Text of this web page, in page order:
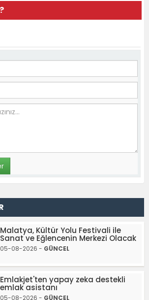
Malatya, Kültür Yolu Festivali ile
Sanat ve Eğlencenin Merkezi Olacak
05-08-2026 - GÜNCEL
Emlakjet'ten yapay zeka destekli
emlak asistanı
05-08-2026 - GÜNCEL